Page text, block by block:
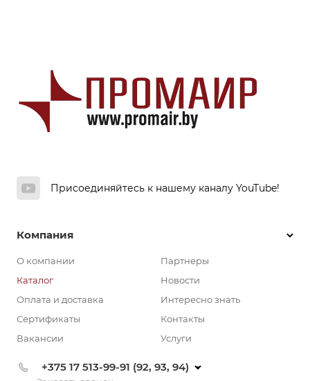
Присоединяйтесь к нашему каналу YouTube!
Компания
О компании
Каталог
Оплата и доставка
Сертификаты
Вакансии
Партнеры
Новости
Интересно знать
Контакты
Услуги
+375 17 513-99-91 (92, 93, 94)